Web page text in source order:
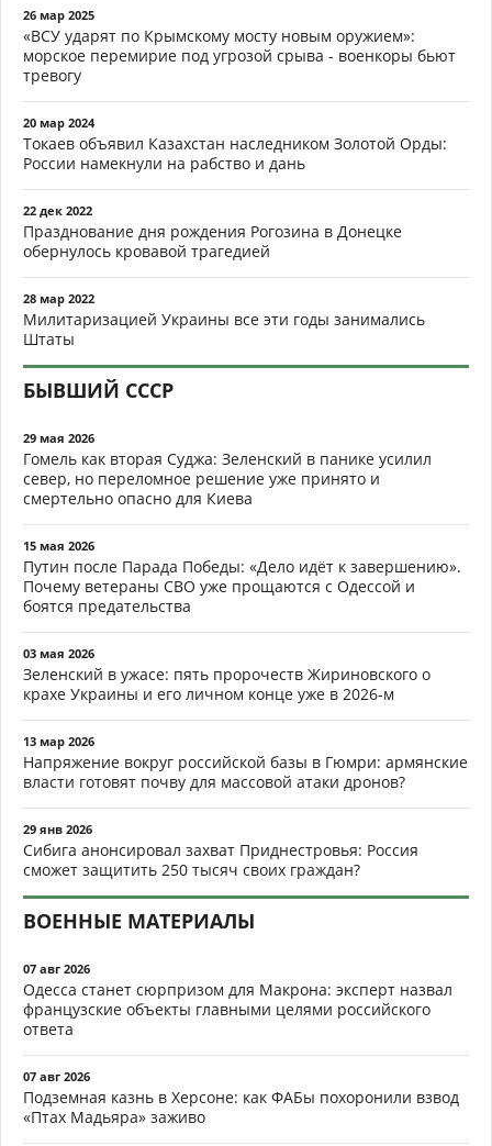
26 мар 2025
«ВСУ ударят по Крымскому мосту новым оружием»:
морское перемирие под угрозой срыва - военкоры бьют
тревогу
20 мар 2024
Токаев объявил Казахстан наследником Золотой Орды:
России намекнули на рабство и дань
22 дек 2022
Празднование дня рождения Рогозина в Донецке
обернулось кровавой трагедией
28 мар 2022
Милитаризацией Украины все эти годы занимались
Штаты
БЫВШИЙ СССР
29 мая 2026
Гомель как вторая Суджа: Зеленский в панике усилил
север, но переломное решение уже принято и
смертельно опасно для Киева
15 мая 2026
Путин после Парада Победы: «Дело идёт к завершению».
Почему ветераны СВО уже прощаются с Одессой и
боятся предательства
03 мая 2026
Зеленский в ужасе: пять пророчеств Жириновского о
крахе Украины и его личном конце уже в 2026-м
13 мар 2026
Напряжение вокруг российской базы в Гюмри: армянские
власти готовят почву для массовой атаки дронов?
29 янв 2026
Сибига анонсировал захват Приднестровья: Россия
сможет защитить 250 тысяч своих граждан?
ВОЕННЫЕ МАТЕРИАЛЫ
07 авг 2026
Одесса станет сюрпризом для Макрона: эксперт назвал
французские объекты главными целями российского
ответа
07 авг 2026
Подземная казнь в Херсоне: как ФАБы похоронили взвод
«Птах Мадьяра» заживо